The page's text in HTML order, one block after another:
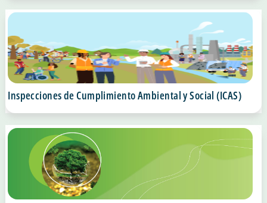
Inspecciones de Cumplimiento Ambiental y Social (ICAS)